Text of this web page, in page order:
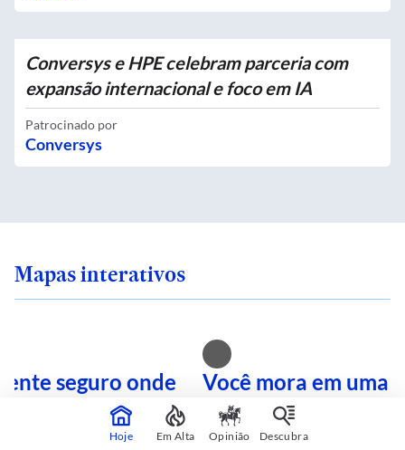
Conversys e HPE celebram parceria com
expansão internacional e foco em IA
Patrocinado por
Conversys
Mapas interativos
seguro onde
Veja quais são
perigosas
Você mora em uma
calor? Consulte sua
mapa interativo
Hoje Em Alta Opinião Descubra